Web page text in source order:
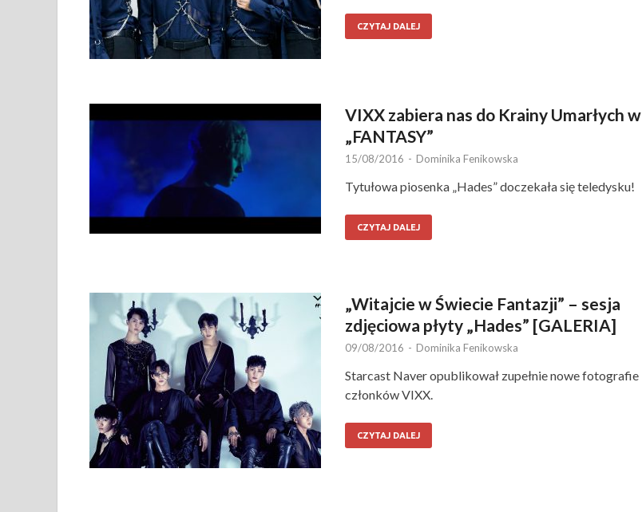
CZYTAJ DALEJ
VIXX zabiera nas do Krainy Umarłych w
„FANTASY”
15/08/2016 - Dominika Fenikowska
Tytułowa piosenka „Hades” doczekała się teledysku!
CZYTAJ DALEJ
„Witajcie w Świecie Fantazji” – sesja
zdjęciowa płyty „Hades” [GALERIA]
09/08/2016 - Dominika Fenikowska
Starcast Naver opublikował zupełnie nowe fotografie
członków VIXX.
CZYTAJ DALEJ